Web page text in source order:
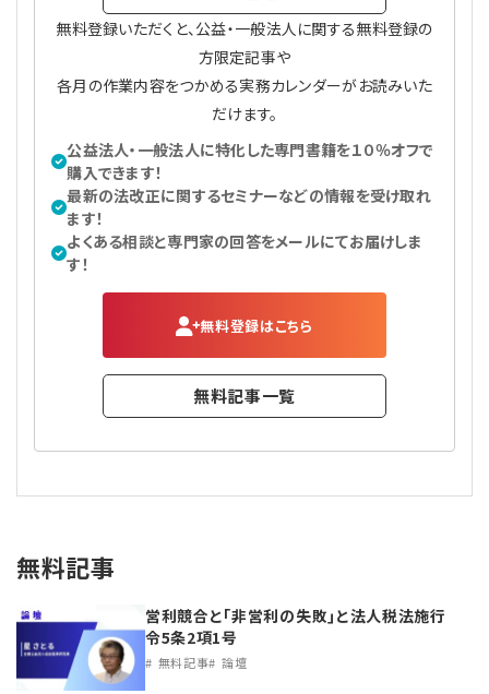
【連載】IT実務一問一答
無料登録いただくと、公益・一般法人に関する無料登録の
方限定記事や
各月の作業内容をつかめる実務カレンダーがお読みいた
だけます。
公益法人・一般法人に特化した専門書籍を１０％オフで
購入できます！
最新の法改正に関するセミナーなどの情報を受け取れ
ます！
よくある相談と専門家の回答をメールにてお届けしま
す！
無料登録はこちら
無料記事一覧
無料記事
営利競合と｢非営利の失敗｣と法人税法施行
令5条2項1号
無料記事 論壇